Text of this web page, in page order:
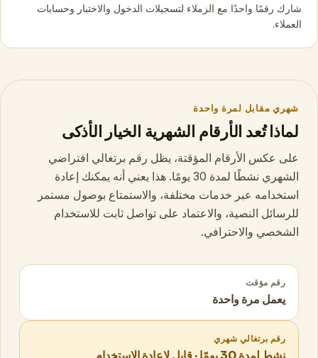
شارك رقمًا واحدًا مع الزملاء لتسجيلات الدخول والاختبار وحسابات
العملاء.
شهري مقابل لمرة واحدة
لماذا تُعد الأرقام الشهرية الخيار الأذكى
على عكس الأرقام المؤقتة، يظل رقم برتغالي افتراضي
الشهري نشطًا لمدة 30 يومًا. هذا يعني أنه يمكنك إعادة
استخدامه عبر خدمات مختلفة، والاستمتاع بوصول مستمر
للرسائل النصية، والاعتماد على تواصل ثابت للاستخدام
الشخصي والاحترافي.
رقم مؤقت
يعمل مرة واحدة
رقم برتغالي شهري